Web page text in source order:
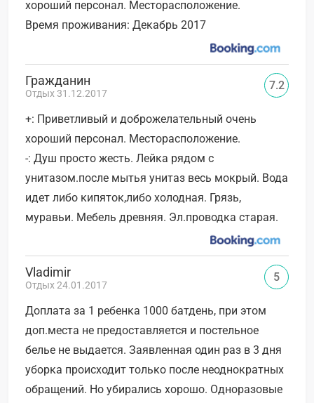
хороший персонал. Месторасположение.
Время проживания: Декабрь 2017
Гражданин
Отдых 31.12.2017
+: Приветливый и доброжелательный очень
хороший персонал. Месторасположение.
-: Душ просто жесть. Лейка рядом с
унитазом.после мытья унитаз весь мокрый. Вода
идет либо кипяток,либо холодная. Грязь,
муравьи. Мебель древняя. Эл.проводка старая.
7.2
Vladimir
Отдых 24.01.2017
Доплата за 1 ребенка 1000 батдень, при этом
доп.места не предоставляется и постельное
белье не выдается. Заявленная один раз в 3 дня
уборка происходит только после неоднократных
обращений. Но убирались хорошо. Одноразовые
5